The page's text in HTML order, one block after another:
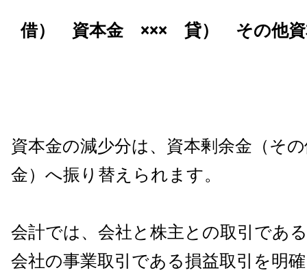
借） 資本金 ××× 貸） その他資
資本金の減少分は、資本剰余金（そ
金）へ振り替えられます。
会計では、会社と株主との取引であ
会社の事業取引である損益取引を明